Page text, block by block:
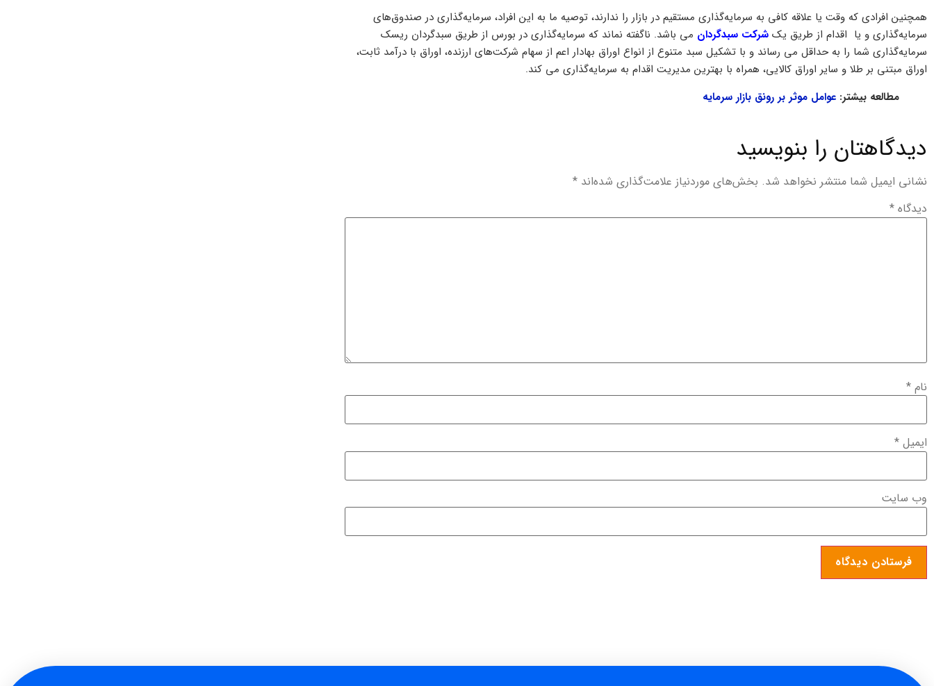
همچنین افرادی که وقت یا علاقه کافی به سرمایه‌گذاری مستقیم در بازار را ندارند، توصیه ما به این افراد، سرمایه‌گذاری در صندوق‌های
سرمایه‌گذاری و یا اقدام از طریق یک شرکت سبدگردان می باشد. ناگفته نماند که سرمایه‌گذاری در بورس از طریق سبدگردان ریسک
سرمایه‌گذاری شما را به حداقل می رساند و با تشکیل سبد متنوع از انواع اوراق بهادار اعم از سهام شرکت‌های ارزنده، اوراق با درآمد ثابت،
اوراق مبتنی بر طلا و سایر اوراق کالایی، همراه با بهترین مدیریت اقدام به سرمایه‌گذاری می کند.
مطالعه بیشتر: عوامل موثر بر رونق بازار سرمایه
دیدگاهتان را بنویسید
نشانی ایمیل شما منتشر نخواهد شد. بخش‌های موردنیاز علامت‌گذاری شده‌اند *
دیدگاه *
نام *
ایمیل *
وب‌ سایت